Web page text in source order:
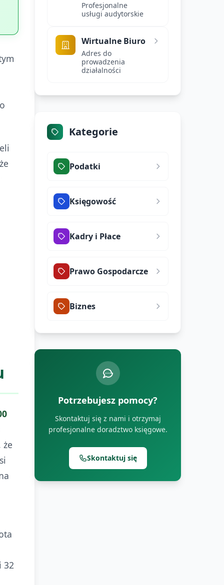
że
32
Profesjonalne
usługi audytorskie
Wirtualne Biuro
Adres do
prowadzenia
działalności
Kategorie
Podatki
Księgowość
Kadry i Płace
Prawo Gospodarcze
Biznes
Potrzebujesz pomocy?
Skontaktuj się z nami i otrzymaj
profesjonalne doradztwo księgowe.
Skontaktuj się